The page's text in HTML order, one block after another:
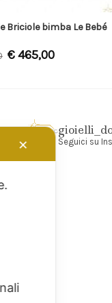
Briciole bimba Le Bebé
€465,00
Seguici su
✕